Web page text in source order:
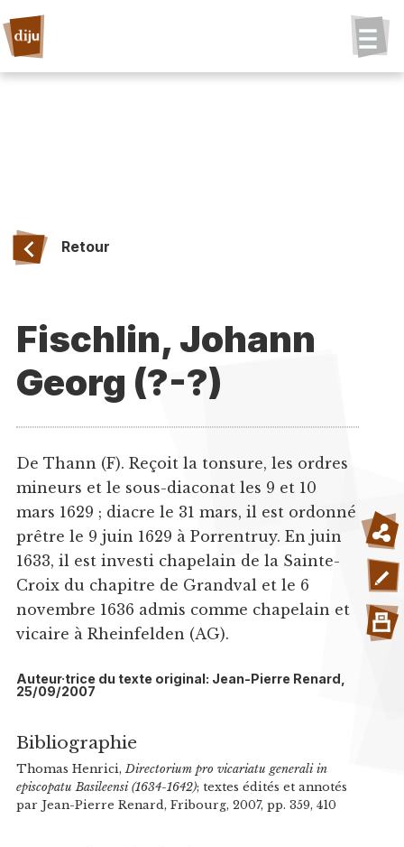
Retour
Fischlin, Johann
Georg (?-?)
De Thann (F). Reçoit la tonsure, les ordres
mineurs et le sous-diaconat les 9 et 10
mars 1629 ; diacre le 31 mars, il est ordonné
prêtre le 9 juin 1629 à Porrentruy. En juin
1633, il est investi chapelain de la Sainte-
Croix du chapitre de Grandval et le 6
novembre 1636 admis comme chapelain et
vicaire à Rheinfelden (AG).
Auteur·trice du texte original: Jean-Pierre Renard,
25/09/2007
Bibliographie
Thomas Henrici, Directorium pro vicariatu generali in
episcopatu Basileensi (1634-1642); textes édités et annotés
par Jean-Pierre Renard, Fribourg, 2007, pp. 359, 410